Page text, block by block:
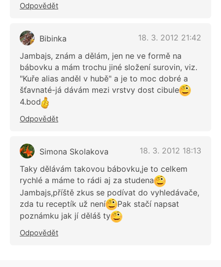
Odpovědět
Bibinka
18. 3. 2012 21:42
Jambajs, znám a dělám, jen ne ve formě na
bábovku a mám trochu jiné složení surovin, viz.
"Kuře alias anděl v hubě" a je to moc dobré a
šťavnaté-já dávám mezi vrstvy dost cibule
4.bod
Odpovědět
Simona Skolakova
18. 3. 2012 18:13
Taky dělávám takovou bábovku,je to celkem
rychlé a máme to rádi aj za studena
Jambajs,příště zkus se podívat do vyhledávače,
zda tu receptík už není
Pak stačí napsat
poznámku jak jí děláš ty
Odpovědět